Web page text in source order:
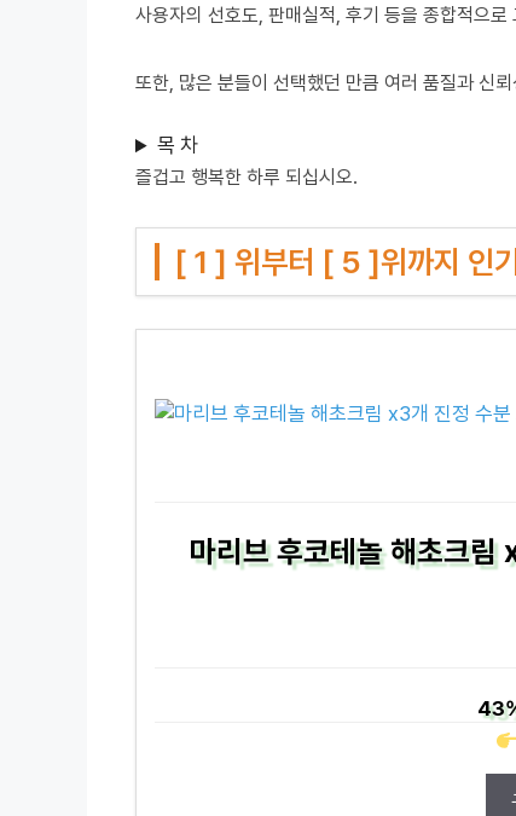
사용자의 선호도, 판매실적, 후기 등을 종합적으
또한, 많은 분들이 선택했던 만큼 여러 품질과 신
목 차
즐겁고 행복한 하루 되십시오.
[ 1 ] 위부터 [ 5 ]위까지 인
마리브 후코테놀 해초크